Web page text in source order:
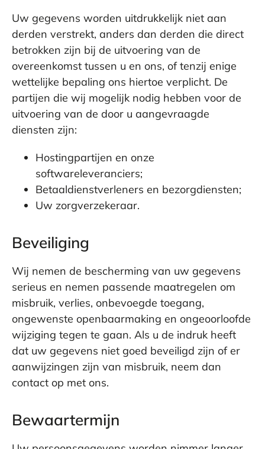
Uw gegevens worden uitdrukkelijk niet aan
derden verstrekt, anders dan derden die direct
betrokken zijn bij de uitvoering van de
overeenkomst tussen u en ons, of tenzij enige
wettelijke bepaling ons hiertoe verplicht. De
partijen die wij mogelijk nodig hebben voor de
uitvoering van de door u aangevraagde
diensten zijn:
Hostingpartijen en onze
softwareleveranciers;
Betaaldienstverleners en bezorgdiensten;
Uw zorgverzekeraar.
Beveiliging
Wij nemen de bescherming van uw gegevens
serieus en nemen passende maatregelen om
misbruik, verlies, onbevoegde toegang,
ongewenste openbaarmaking en ongeoorloofde
wijziging tegen te gaan. Als u de indruk heeft
dat uw gegevens niet goed beveiligd zijn of er
aanwijzingen zijn van misbruik, neem dan
contact op met ons.
Bewaartermijn